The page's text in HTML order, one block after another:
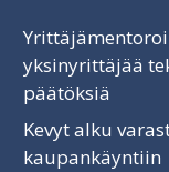
yksinyrittäjää
päätöksiä
Kevyt alku
kaupankäyntiin